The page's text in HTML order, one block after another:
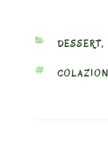
DESSERT,
TAGS